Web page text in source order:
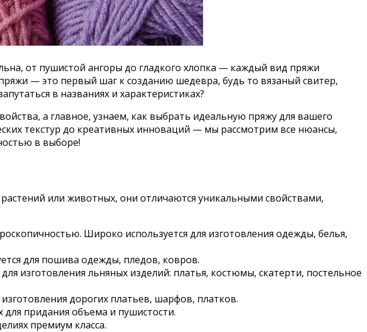
от пушистой ангоры до гладкого хлопка — каждый вид пряжи
— это первый шаг к созданию шедевра, будь то вязаный свитер,
в названиях и характеристиках?
а главное, узнаем, как выбрать идеальную пряжу для вашего
текстур до креативных инноваций — мы рассмотрим все нюансы,
в выборе!
или животных, они отличаются уникальными свойствами,
Широко используется для изготовления одежды, белья,
для пошива одежды, пледов, ковров.
изготовления льняных изделий: платья, костюмы, скатерти, постельное
дорогих платьев, шарфов, платков.
для придания объема и пушистости.
премиум класса.